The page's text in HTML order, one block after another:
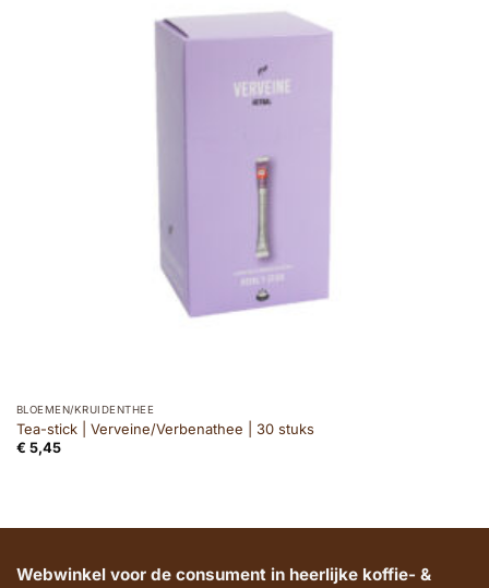
BLOEMEN/KRUIDENTHEE
Tea-stick | Verveine/Verbenathee | 30 stuks
€ 5,45
Webwinkel voor de consument in heerlijke koffie- &